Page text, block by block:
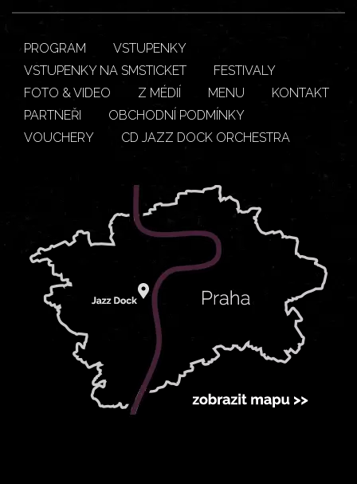
PROGRAM
VSTUPENKY
VSTUPENKY NA SMSTICKET
FESTIVALY
FOTO & VIDEO
Z MÉDIÍ MENU
KONTAKT
PARTNEŘI
OBCHODNÍ PODMÍNKY
VOUCHERY
CD JAZZ DOCK ORCHESTRA